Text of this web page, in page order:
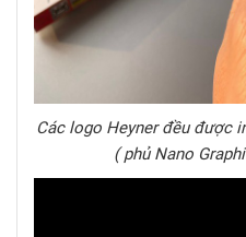
Các logo Heyner đều được
( phủ Nano